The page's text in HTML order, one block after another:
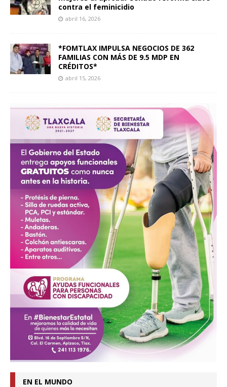
contra el feminicidio
abril 16, 2026
*FOMTLAX IMPULSA NEGOCIOS DE 362
FAMILIAS CON MÁS DE 9.5 MDP EN
CRÉDITOS*
abril 15, 2026
EN EL MUNDO